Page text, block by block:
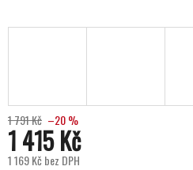
1 791 Kč –20 %
1 415 Kč
1 169 Kč bez DPH